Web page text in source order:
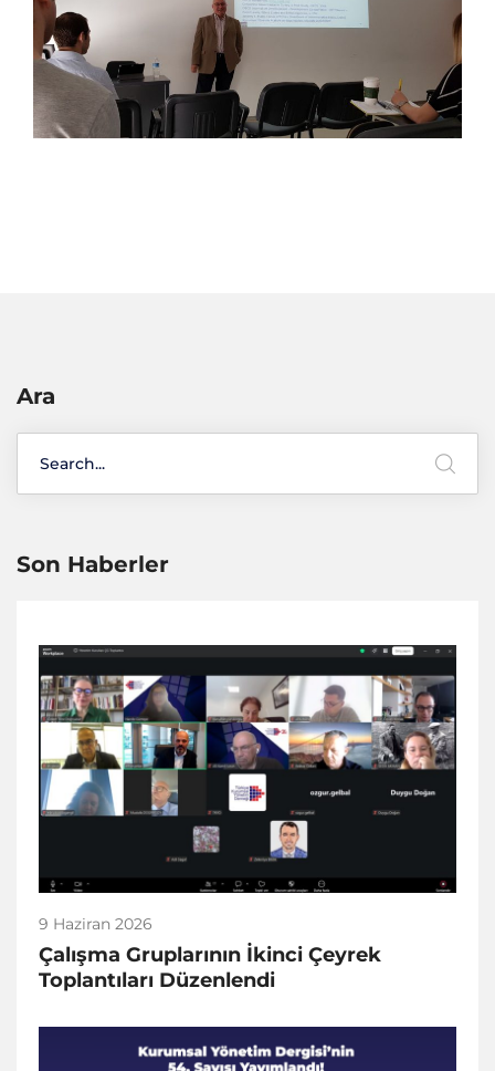
Ara
Son Haberler
9 Haziran 2026
Çalışma Gruplarının İkinci Çeyrek
Toplantıları Düzenlendi